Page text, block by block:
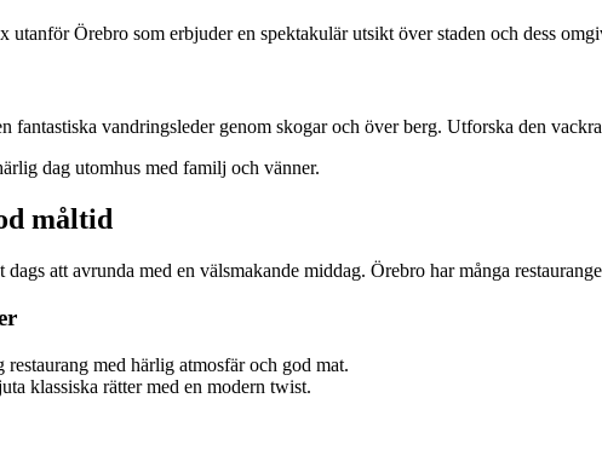
utanför Örebro som erbjuder en spektakulär utsikt över staden och dess
fantastiska vandringsleder genom skogar och över berg. Utforska den
dag utomhus med familj och vänner.
måltid
att avrunda med en välsmakande middag. Örebro har många
restaurang med härlig atmosfär och god mat.
klassiska rätter med en modern twist.